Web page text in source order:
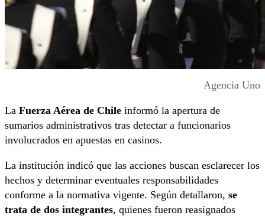
Agencia Uno
La Fuerza Aérea de Chile informó la apertura de
sumarios administrativos tras detectar a funcionarios
involucrados en apuestas en casinos.
La institución indicó que las acciones buscan esclarecer los
hechos y determinar eventuales responsabilidades
conforme a la normativa vigente. Según detallaron, se
trata de dos integrantes, quienes fueron reasignados